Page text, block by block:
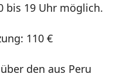
bis 19 Uhr möglich.
110 €
den aus Peru